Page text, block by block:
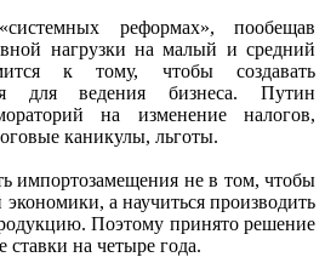
реформах», пообещав
нагрузки на малый и средний
к тому, чтобы создавать
для ведения бизнеса. Путин
на изменение налогов,
каникулы, льготы.
импортозамещения не в том, чтобы
а научиться производить
Поэтому принято решение
ставки на четыре года.